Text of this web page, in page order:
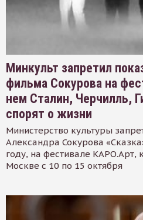
Минкульт запретил
фильма Сокурова на
нем Сталин, Черчилль,
спорят о жизни
Министерство культуры
Александра Сокурова
году, на фестивале КАРО.Арт,
Москве с 10 по 15 октября